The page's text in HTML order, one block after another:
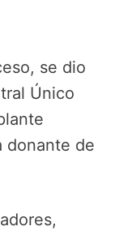
se dio
Único
donante de